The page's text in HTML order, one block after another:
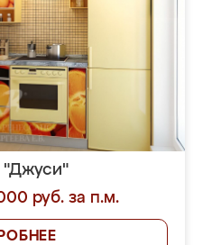
"Джуси"
руб. за п.м.